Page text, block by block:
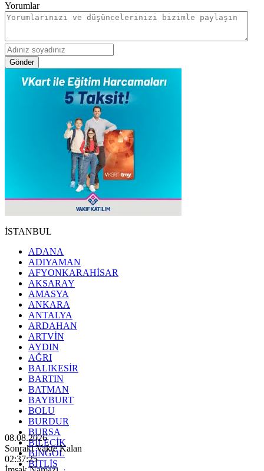
Yorumlar
Gönder
İSTANBUL
ADANA
ADIYAMAN
AFYONKARAHİSAR
AKSARAY
AMASYA
ANKARA
ANTALYA
ARDAHAN
ARTVİN
AYDIN
AĞRI
BALIKESİR
BARTIN
BATMAN
BAYBURT
BOLU
BURDUR
BURSA
BİLECİK
BİNGÖL
BİTLİS
08.08.2026
Sonraki Vakte Kalan
02:37:23